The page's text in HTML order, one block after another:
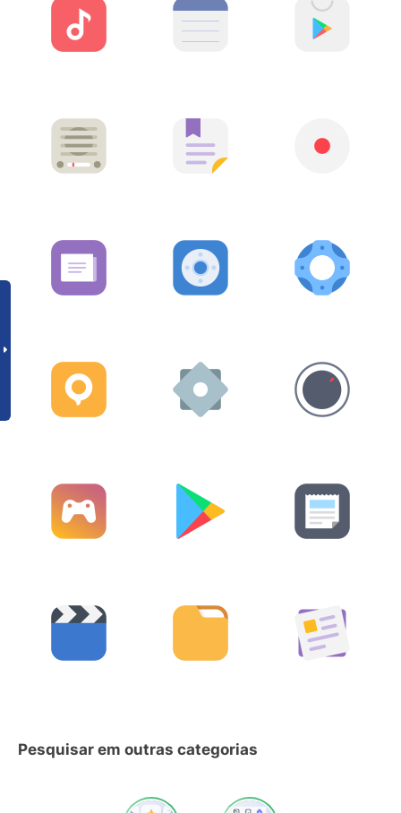
Pesquisar em outras categorias